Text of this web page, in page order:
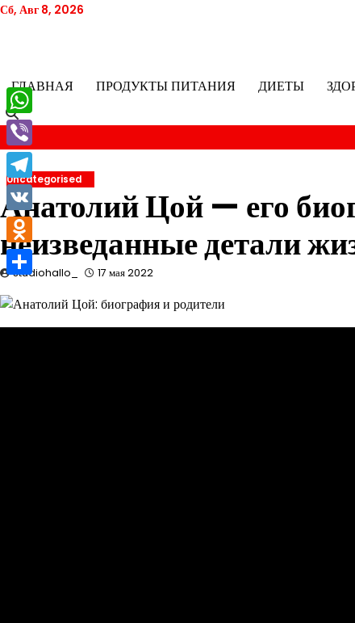
Перейти
Сб, Авг 8, 2026
ГЛАВНАЯ
ПРОДУКТЫ ПИТАНИЯ ДИЕТЫ
Uncategorised
Анатолий Цой — его
неизведанные детали
studiohallo_ 17 мая 2022
WhatsApp
Viber
Telegram
VK
Odnoklassniki